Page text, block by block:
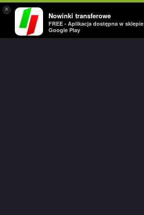
×
Nowinki transferowe
FREE - Aplikacja dostępna w sklepie
Google Play